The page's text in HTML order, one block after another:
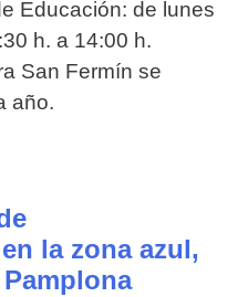
Educación: de lunes
h. a 14:00 h.
San Fermín se
año.
la zona azul,